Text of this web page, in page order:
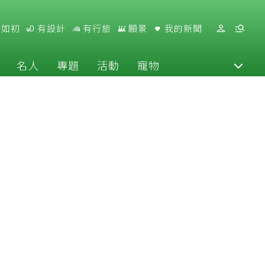
初 有設計 有行旅 願景 我的新聞
名人 專題 活動 寵物